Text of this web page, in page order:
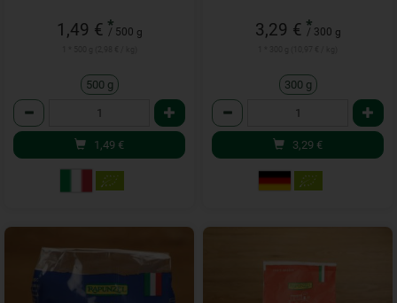
1,49 € *
/ 500 g
500 g
Anzahl
1,49 €
3,29 € *
/ 300 g
300 g
Anzahl
3,29 €